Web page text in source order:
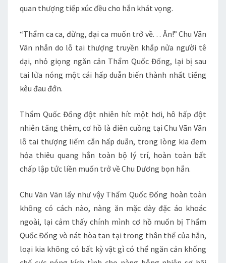
quan thượng tiếp xúc đều cho hắn khát vọng.
“Thẩm ca ca, đừng, đại ca muốn trở về. . . Ân!” Chu Vãn
Vãn nhẫn do lỗ tai thượng truyền khắp nửa người tê
dại, nhỏ giọng ngăn cản Thẩm Quốc Đống, lại bị sau
tai lửa nóng một cái hấp duẫn biến thành nhất tiếng
kêu đau đớn.
Thẩm Quốc Đống đột nhiên hít một hơi, hô hấp đột
nhiên tăng thêm, cơ hồ là điên cuồng tại Chu Vãn Vãn
lỗ tai thượng liếm cắn hấp duẫn, trong lòng kia đem
hỏa thiêu quang hắn toàn bộ lý trí, hoàn toàn bất
chấp lập tức liền muốn trở về Chu Dương bọn hắn.
Chu Vãn Vãn lấy như vậy Thẩm Quốc Đống hoàn toàn
không có cách nào, nàng ăn mặc dày đặc áo khoác
ngoài, lại cảm thấy chính mình cơ hồ muốn bị Thẩm
Quốc Đống vò nát hòa tan tại trong thân thể của hắn,
loại kia không có bất kỳ vật gì có thể ngăn cản khống